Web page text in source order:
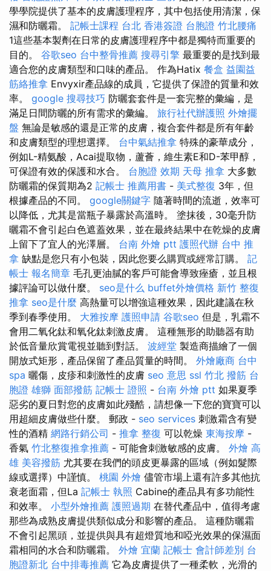
學學院提供了基本的皮膚護理程序，其中包括使用清潔，保
濕和防曬霜。 記帳士課程 台北 香港簽證 台胞證 竹北腰痛
1這些基本製劑在日常的皮膚護理程序中都是獨特而重要的
目的。 谷歌seo 台中整骨推薦 搜尋引擎 最重要的是找到最
適合您的皮膚類型和口味的產品。 作為Hatix 餐盒 益園益
筋絡推拿 Envyxir產品線的成員，它提供了保證的質量和效
率。 google 搜尋技巧 防曬套套件是一套完整的彙編，是
滿足日間防曬的所有需求的彙編。 旅行社代辦護照 外燴擺
盤 無論是敏感的還是正常的皮膚，複合套件都是所有年齡
和皮膚類型的理想選擇。 台中氣結推拿 特殊的豪華成分，
例如L-精氨酸，Acai提取物，蘆薈，維生素E和D-苯甲醇，
可保證有效的保護和水合。 台胞證 效期 天母 推拿 大多數
防曬霜的保質期為2 記帳士 推薦用書 - 美式整復 3年，但
根據產品的不同。 google關鍵字 隨著時間的流逝，效率可
以降低，尤其是當瓶子暴露於高溫時。 塗抹後，30毫升防
曬霜不會引起白色遮蓋效果，並在最終結果中在乾燥的皮膚
上留下了宜人的光澤層。 台南 外燴 ptt 護照代辦 台中 推
拿 缺點是您只有小包裝，因此您要么購買或經常訂購。 記
帳士 報名簡章 毛孔更油膩的客戶可能會導致痤瘡，並且根
據評論可以做什麼。 seo是什么 buffet外燴價格 新竹 整復
推拿 seo是什麼 高熱量可以增強這種效果，因此建議在秋
季到春季使用。 大雅按摩 護照申請 谷歌seo 但是，乳霜不
會用二氧化鈦和氧化鈦刺激皮膚。 這種無形的助聽器有助
於低音量欣賞電視並聽到對話。 波經堂 製造商描繪了一個
開放式矩形，產品保留了產品質量的時間。 外燴廠商 台中
spa 曬傷，皮疹和刺激性的皮膚 seo 意思 ssl 竹北 撥筋 台
胞證 雄獅 面部撥筋 記帳士 證照 - 台南 外燴 ptt 如果夏季
惡劣的夏日對您的皮膚如此殘酷，請想像一下您的寶寶可以
用超細皮膚做些什麼。 郵政 - seo services 刺激霜含有變
性的酒精 網路行銷公司 - 推拿 整復 可以乾燥 東海按摩 -
香氣 竹北整復推拿推薦 - 可能會刺激敏感的皮膚。 外燴 高
雄 美容撥筋 尤其要在我們的頭皮更暴露的區域（例如髮際
線或選擇）中謹慎。 桃園 外燴 儘管市場上還有許多其他抗
衰老面霜，但La 記帳士 執照 Cabine的產品具有多功能性
和效率。 小型外燴推薦 護照過期 在替代產品中，值得考慮
那些為成熟皮膚提供類似成分和影響的產品。 這種防曬霜
不會引起黑頭，並提供與具有超燈質地和啞光效果的保濕面
霜相同的水合和防曬霜。 外燴 宜蘭 記帳士 會計師差別 台
胞證新北 台中排毒推薦 它為皮膚提供了一種柔軟，光滑的